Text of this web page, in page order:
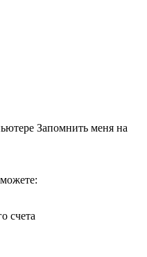
Запомнить меня на
счета